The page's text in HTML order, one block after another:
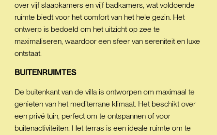
over vijf slaapkamers en vijf badkamers, wat voldoende
ruimte biedt voor het comfort van het hele gezin. Het
ontwerp is bedoeld om het uitzicht op zee te
maximaliseren, waardoor een sfeer van sereniteit en luxe
ontstaat.
BUITENRUIMTES
De buitenkant van de villa is ontworpen om maximaal te
genieten van het mediterrane klimaat. Het beschikt over
een privé tuin, perfect om te ontspannen of voor
buitenactiviteiten. Het terras is een ideale ruimte om te